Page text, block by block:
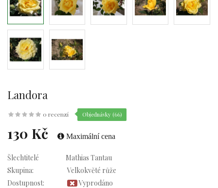
Landora
0 recenzí Objednávky (66)
130 Kč Maximální cena
Šlechtitelé
Mathias Tantau
Skupina:
Velkokvěté růže
Dostupnost:
Vyprodáno